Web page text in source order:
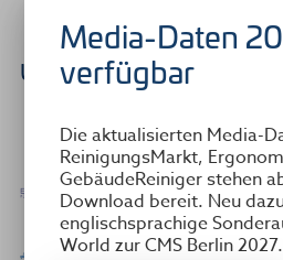
Unsere Top-Partner
Media-Daten
verfügbar
Die aktualisierten Media-
ReinigungsMarkt,
GebäudeReiniger stehen
Download bereit. Neu
englischsprachige
World zur CMS Berlin 2027.